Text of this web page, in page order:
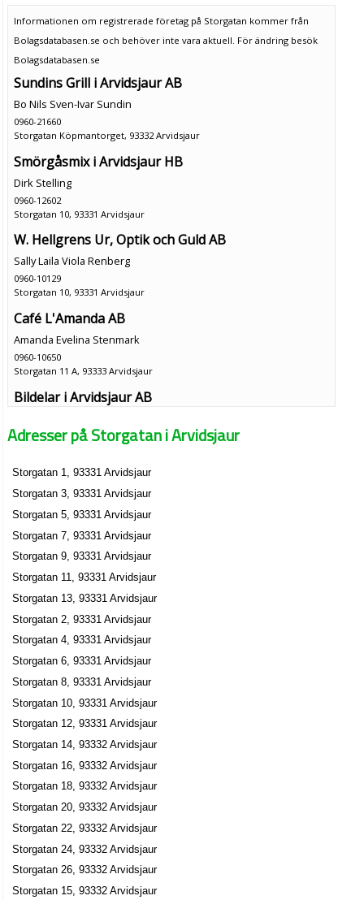
Informationen om registrerade företag på Storgatan kommer från
Bolagsdatabasen.se och behöver inte vara aktuell. För ändring besök
Bolagsdatabasen.se
Sundins Grill i Arvidsjaur AB
Bo Nils Sven-Ivar Sundin
0960-21660
Storgatan Köpmantorget, 93332 Arvidsjaur
Smörgåsmix i Arvidsjaur HB
Dirk Stelling
0960-12602
Storgatan 10, 93331 Arvidsjaur
W. Hellgrens Ur, Optik och Guld AB
Sally Laila Viola Renberg
0960-10129
Storgatan 10, 93331 Arvidsjaur
Café L'Amanda AB
Amanda Evelina Stenmark
0960-10650
Storgatan 11 A, 93333 Arvidsjaur
Bildelar i Arvidsjaur AB
0960-12020
Garn & Textilhuset i Arvidsjaur AB
Ulla Rosmari Krekula
0960-13364
Anjas Hår Studio
Anja Helena Lindgren
0960-21333
Storgatan 16 C, 93332 Arvidsjaur
AB Blad & Choklad
Maria Sofia Rahm Nordlund
Storgatan 17, 93332 Arvidsjaur
AB Öhmans Radio & TV
Dan Jonny Holmström
0960-17495
Storgatan 17, 93332 Arvidsjaur
Dannes Kyl o Ljud AB
Dan Jonny Holmström
0960-17495
Storgatan 17, 93332 Arvidsjaur
J.L. Lindqvist AB
Maria Elisabet Angrén Rask
Adresser på Storgatan i Arvidsjaur
Storgatan 1, 93331 Arvidsjaur
Storgatan 3, 93331 Arvidsjaur
Storgatan 5, 93331 Arvidsjaur
Storgatan 7, 93331 Arvidsjaur
Storgatan 9, 93331 Arvidsjaur
Storgatan 11, 93331 Arvidsjaur
Storgatan 13, 93331 Arvidsjaur
Storgatan 2, 93331 Arvidsjaur
Storgatan 4, 93331 Arvidsjaur
Storgatan 6, 93331 Arvidsjaur
Storgatan 8, 93331 Arvidsjaur
Storgatan 10, 93331 Arvidsjaur
Storgatan 12, 93331 Arvidsjaur
Storgatan 14, 93332 Arvidsjaur
Storgatan 16, 93332 Arvidsjaur
Storgatan 18, 93332 Arvidsjaur
Storgatan 20, 93332 Arvidsjaur
Storgatan 22, 93332 Arvidsjaur
Storgatan 24, 93332 Arvidsjaur
Storgatan 26, 93332 Arvidsjaur
Storgatan 15, 93332 Arvidsjaur